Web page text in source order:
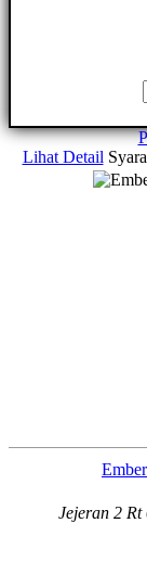
Lihat Detail
Jejeran 2 Rt